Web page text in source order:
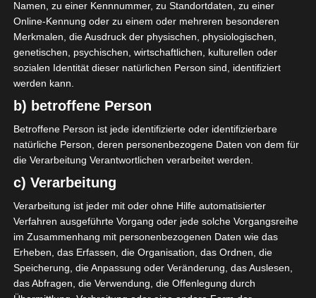
Datum Ergebnis
Meisterschaft Tunesien 2022/2023
30 Juni 2023
Heim 1:6
23 Juni 2023
Heim
V
1:2
90` 1
6 Juni 2023
Heim 2:2
90`
15 Apr. 2023
Auswärts
V
4:1
90` 1
Namen, zu einer Kennnummer, zu Standortdaten, zu einer
Online-Kennung oder zu einem oder mehreren besonderen
Merkmalen, die Ausdruck der physischen, physiologischen,
genetischen, psychischen, wirtschaftlichen, kulturellen oder
sozialen Identität dieser natürlichen Person sind, identifiziert
werden kann.
b) betroffene Person
Betroffene Person ist jede identifizierte oder identifizierbare
natürliche Person, deren personenbezogene Daten von dem für
die Verarbeitung Verantwortlichen verarbeitet werden.
c) Verarbeitung
Verarbeitung ist jeder mit oder ohne Hilfe automatisierter
Verfahren ausgeführte Vorgang oder jede solche Vorgangsreihe
im Zusammenhang mit personenbezogenen Daten wie das
Erheben, das Erfassen, die Organisation, das Ordnen, die
Speicherung, die Anpassung oder Veränderung, das Auslesen,
das Abfragen, die Verwendung, die Offenlegung durch